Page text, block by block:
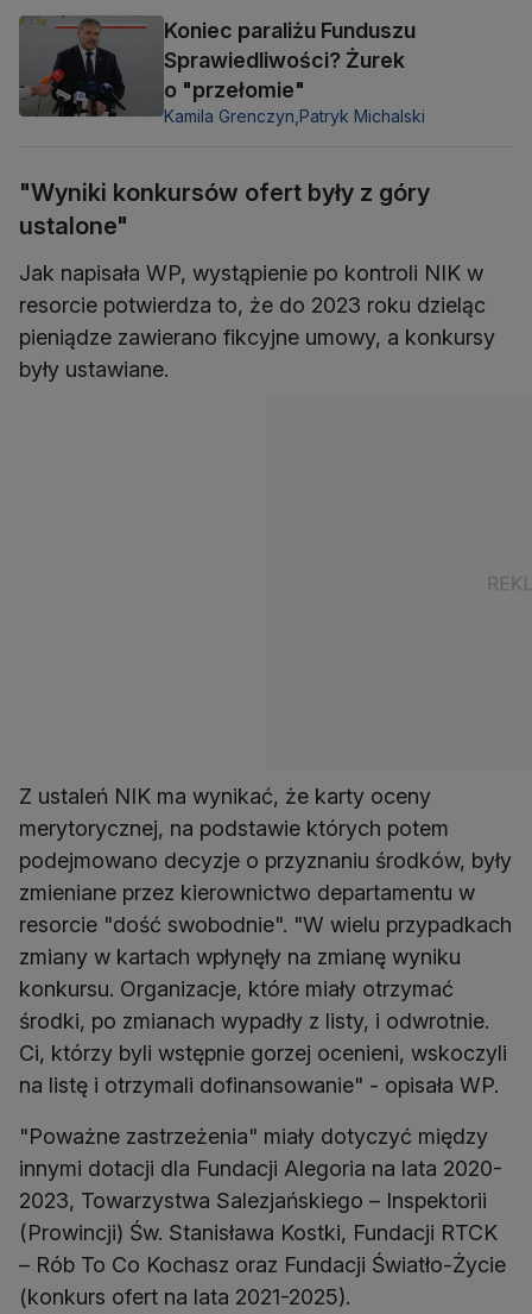
Koniec paraliżu Funduszu
Sprawiedliwości? Żurek
o "przełomie"
Kamila Grenczyn, Patryk Michalski
"Wyniki konkursów ofert były z góry
ustalone"
Jak napisała WP, wystąpienie po kontroli NIK w
resorcie potwierdza to, że do 2023 roku dzieląc
pieniądze zawierano fikcyjne umowy, a konkursy
były ustawiane.
Z ustaleń NIK ma wynikać, że karty oceny
merytorycznej, na podstawie których potem
podejmowano decyzje o przyznaniu środków, były
zmieniane przez kierownictwo departamentu w
resorcie "dość swobodnie". "W wielu przypadkach
zmiany w kartach wpłynęły na zmianę wyniku
konkursu. Organizacje, które miały otrzymać
środki, po zmianach wypadły z listy, i odwrotnie.
Ci, którzy byli wstępnie gorzej ocenieni, wskoczyli
na listę i otrzymali dofinansowanie" - opisała WP.
"Poważne zastrzeżenia" miały dotyczyć między
innymi dotacji dla Fundacji Alegoria na lata 2020-
2023, Towarzystwa Salezjańskiego – Inspektorii
(Prowincji) Św. Stanisława Kostki, Fundacji RTCK
– Rób To Co Kochasz oraz Fundacji Światło-Życie
(konkurs ofert na lata 2021-2025).